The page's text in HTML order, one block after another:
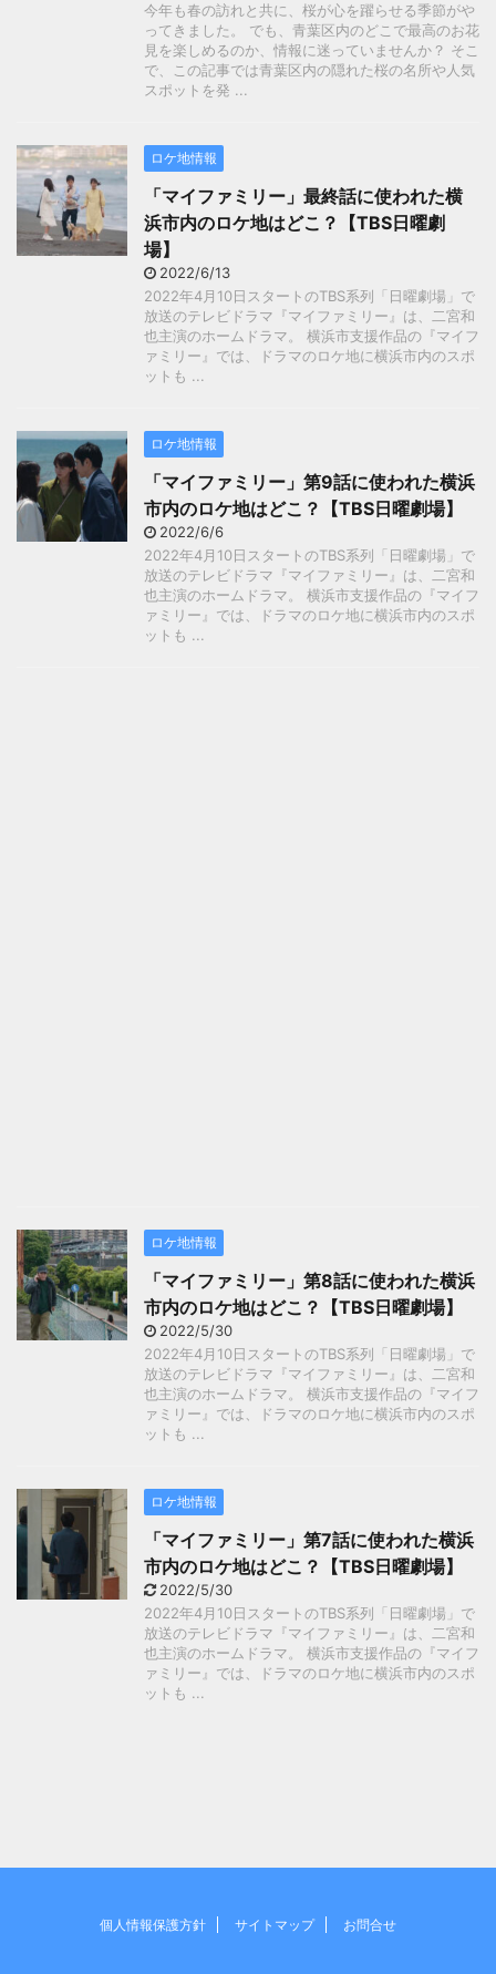
今年も春の訪れと共に、桜が心を躍らせる季節がや
ってきました。 でも、青葉区内のどこで最高のお花
見を楽しめるのか、情報に迷っていませんか？ そこ
で、この記事では青葉区内の隠れた桜の名所や人気
スポットを発 ...
ロケ地情報
「マイファミリー」最終話に使われた横
浜市内のロケ地はどこ？【TBS日曜劇
場】
2022/6/13
2022年4月10日スタートのTBS系列「日曜劇場」で
放送のテレビドラマ『マイファミリー』は、二宮和
也主演のホームドラマ。 横浜市支援作品の『マイフ
ァミリー』では、ドラマのロケ地に横浜市内のスポ
ットも ...
ロケ地情報
「マイファミリー」第9話に使われた横浜
市内のロケ地はどこ？【TBS日曜劇場】
2022/6/6
2022年4月10日スタートのTBS系列「日曜劇場」で
放送のテレビドラマ『マイファミリー』は、二宮和
也主演のホームドラマ。 横浜市支援作品の『マイフ
ァミリー』では、ドラマのロケ地に横浜市内のスポ
ットも ...
ロケ地情報
「マイファミリー」第8話に使われた横浜
市内のロケ地はどこ？【TBS日曜劇場】
2022/5/30
2022年4月10日スタートのTBS系列「日曜劇場」で
放送のテレビドラマ『マイファミリー』は、二宮和
也主演のホームドラマ。 横浜市支援作品の『マイフ
ァミリー』では、ドラマのロケ地に横浜市内のスポ
ットも ...
ロケ地情報
「マイファミリー」第7話に使われた横浜
市内のロケ地はどこ？【TBS日曜劇場】
2022/5/30
2022年4月10日スタートのTBS系列「日曜劇場」で
放送のテレビドラマ『マイファミリー』は、二宮和
也主演のホームドラマ。 横浜市支援作品の『マイフ
ァミリー』では、ドラマのロケ地に横浜市内のスポ
ットも ...
個人情報保護方針 サイトマップ お問合せ